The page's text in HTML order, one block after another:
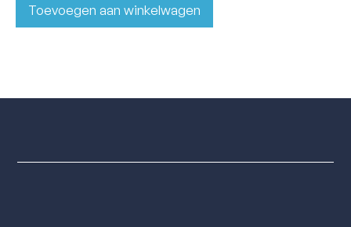
Toevoegen aan winkelwagen